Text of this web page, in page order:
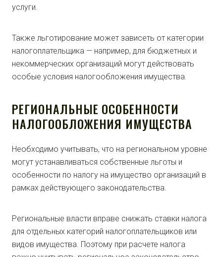
услуги.
Также льготирование может зависеть от категории
налогоплательщика — например, для бюджетных и
некоммерческих организаций могут действовать
особые условия налогообложения имущества.
РЕГИОНАЛЬНЫЕ ОСОБЕННОСТИ
НАЛОГООБЛОЖЕНИЯ ИМУЩЕСТВА
Необходимо учитывать, что на региональном уровне
могут устанавливаться собственные льготы и
особенности по налогу на имущество организаций в
рамках действующего законодательства.
Региональные власти вправе снижать ставки налога
для отдельных категорий налогоплательщиков или
видов имущества. Поэтому при расчете налога